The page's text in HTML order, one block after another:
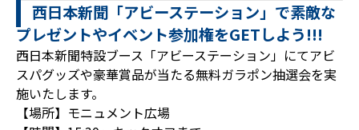
西日本新聞「アビーステーション」で素敵な
プレゼントやイベント参加権をGETしよう!!!
西日本新聞特設ブース「アビーステーション」にてアビ
スパグッズや豪華賞品が当たる無料ガラポン抽選会を実
施いたします。
【場所】モニュメント広場